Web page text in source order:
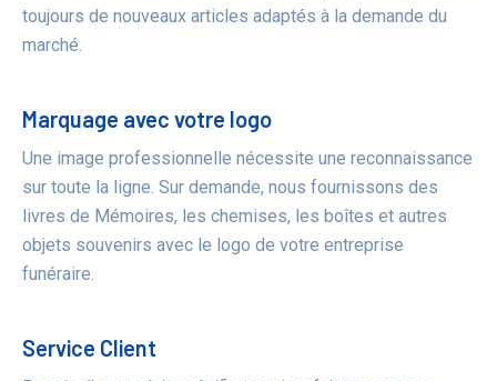
toujours de nouveaux articles adaptés à la demande du
marché.
Marquage avec votre logo
Une image professionnelle nécessite une reconnaissance
sur toute la ligne. Sur demande, nous fournissons des
livres de Mémoires, les chemises, les boîtes et autres
objets souvenirs avec le logo de votre entreprise
funéraire.
Service Client